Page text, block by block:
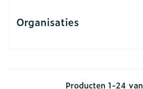
Organisaties
Producten 1-24 van